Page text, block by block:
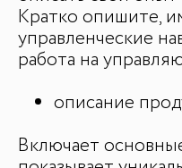
Кратко опишите,
управленческие
работа на
описание
Включает